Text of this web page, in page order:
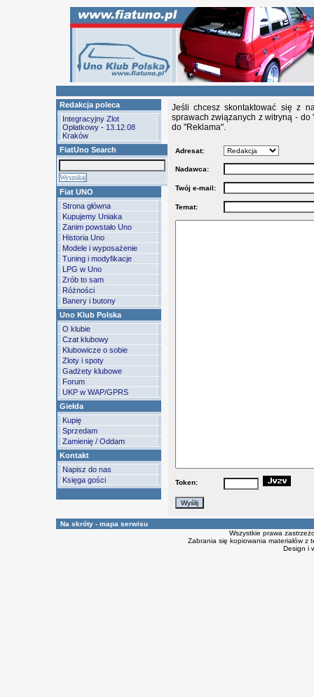
Redakcja poleca
Integracyjny Zlot
Opłatkowy - 13.12.08
Kraków
FiatUno Search
Fiat UNO
Strona główna
Kupujemy Uniaka
Zanim powstało Uno
Historia Uno
Modele i wyposażenie
Tuning i modyfikacje
LPG w Uno
Zrób to sam
Różności
Banery i butony
Uno Klub Polska
O klubie
Czat klubowy
Klubowicze o sobie
Zloty i spoty
Gadżety klubowe
Forum
UKP w WAP/GPRS
Giełda
Kupię
Sprzedam
Zamienię / Oddam
Kontakt
Napisz do nas
Księga gości
Jeśli chcesz skontaktować się z
sprawach związanych z witryną - do
do "Reklama".
Adresat:
Nadawca:
Twój e-mail:
Temat:
Token:
Na skróty - mapa serwisu
Wszystkie prawa
Zabrania się kopiowania materiałów
Design i